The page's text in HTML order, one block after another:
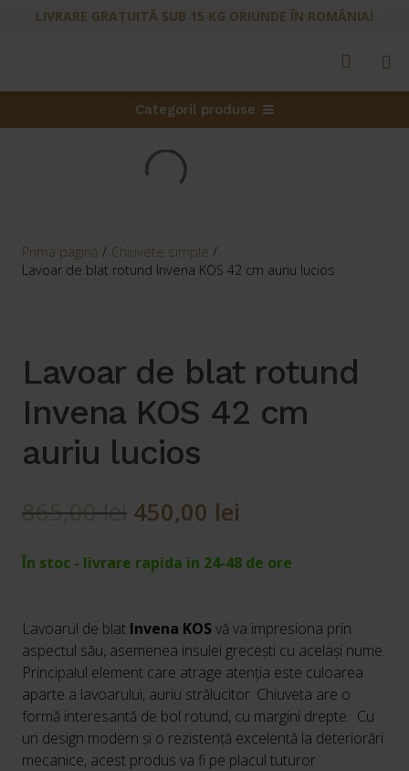
LIVRARE GRATUITĂ SUB 15 KG ORIUNDE ÎN ROMÂNIA!
Categorii produse
Prima pagină / Chiuvete simple /
Lavoar de blat rotund Invena KOS 42 cm auriu lucios
Lavoar de blat rotund
Invena KOS 42 cm
auriu lucios
865,00lei Prețul
fost:
865,00 lei.
450,00 lei
450,00 lei.
În stoc - livrare rapida in 24-48 de ore
Lavoarul de blat Invena KOSvă va impresiona prin
aspectul său, asemenea insulei grecești cu același nume.
Principalul element care atrage atenția este culoarea
aparte a lavoarului, auriu strălucitor. Chiuveta are o
formă interesantă de bol rotund, cu margini drepte. Cu
un design modern și o rezistență excelentă la deteriorări
mecanice, acest produs va fi pe placul tuturor